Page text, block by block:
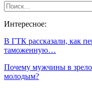
Интересное:
В ГТК рассказали, как
таможенную…
Почему мужчины в
молодым?